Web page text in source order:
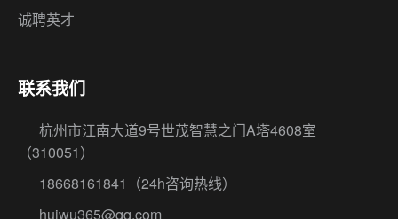
诚聘英才
联系我们
杭州市江南大道9号世茂智慧之门A塔4608室
（310051）
18668161841
（24h咨询热线）
huiwu365@qq.com